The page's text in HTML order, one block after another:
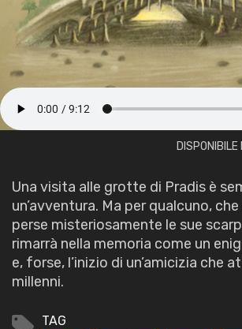
DISPONIBILE
Una visita alle grotte di Pradis è
un’avventura. Ma per qualcuno,
perse misteriosamente le sue
rimarrà nella memoria come un
e, forse, l’inizio di un’amicizia che
millenni.
TAG